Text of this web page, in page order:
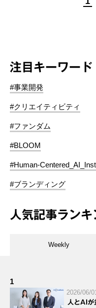
注目キーワード
#事業開発
#クリエイティビティ
#ファンダム
#BLOOM
#Human-
#ブランディング
人気記事ランキ
Weekly
1
2026/06/
人とAIが